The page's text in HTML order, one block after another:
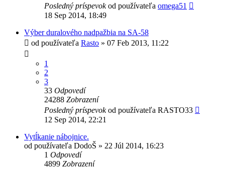
Posledný príspevokod používateľa omega51
18 Sep 2014, 18:49
Výber duralového nadpažbia na SA-58
od používateľa Rasto » 07 Feb 2013, 11:22
1
2
3
33 Odpovedí
24288 Zobrazení
Posledný príspevokod používateľa RASTO33
12 Sep 2014, 22:21
Vytĺkanie nábojnice.
od používateľa DodoŠ » 22 Júl 2014, 16:23
1 Odpovedí
4899 Zobrazení